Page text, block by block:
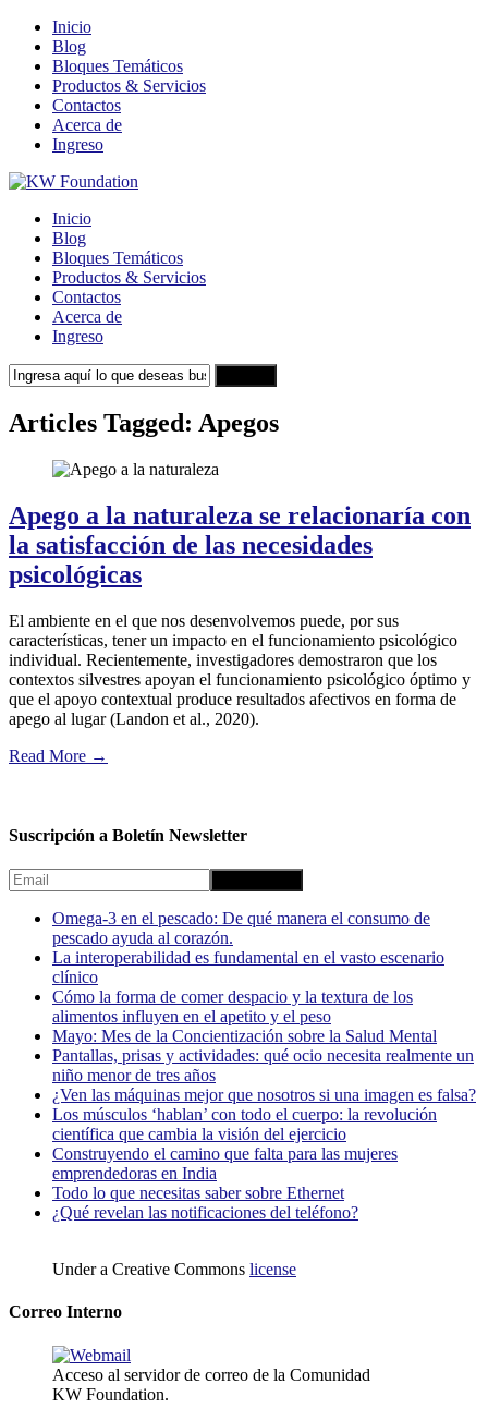
Inicio
Blog
Bloques Temáticos
Productos & Servicios
Contactos
Acerca de
Ingreso
Inicio
Blog
Bloques Temáticos
Productos & Servicios
Contactos
Acerca de
Ingreso
Articles Tagged: Apegos
Apego a la naturaleza se relacionaría con
la satisfacción de las necesidades
psicológicas
El ambiente en el que nos desenvolvemos puede, por sus
características, tener un impacto en el funcionamiento psicológico
individual. Recientemente, investigadores demostraron que los
contextos silvestres apoyan el funcionamiento psicológico óptimo y
que el apoyo contextual produce resultados afectivos en forma de
apego al lugar (Landon et al., 2020).
Read More →
Suscripción a Boletín Newsletter
Omega-3 en el pescado: De qué manera el consumo de
pescado ayuda al corazón.
La interoperabilidad es fundamental en el vasto escenario
clínico
Cómo la forma de comer despacio y la textura de los
alimentos influyen en el apetito y el peso
Mayo: Mes de la Concientización sobre la Salud Mental
Pantallas, prisas y actividades: qué ocio necesita realmente un
niño menor de tres años
¿Ven las máquinas mejor que nosotros si una imagen es falsa?
Los músculos ‘hablan’ con todo el cuerpo: la revolución
científica que cambia la visión del ejercicio
Construyendo el camino que falta para las mujeres
emprendedoras en India
Todo lo que necesitas saber sobre Ethernet
¿Qué revelan las notificaciones del teléfono?
Under a Creative Commons license
Correo Interno
Acceso al servidor de correo de la Comunidad
KW Foundation.